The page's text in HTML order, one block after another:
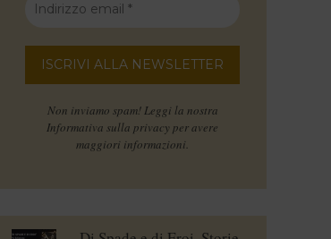
Non inviamo spam! Leggi la nostra
Informativa sulla privacy per avere
maggiori informazioni.